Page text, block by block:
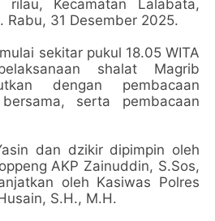
rilau, Kecamatan Lalabata,
. Rabu, 31 Desember 2025.
sekitar pukul 18.05 WITA
shalat Magrib
dengan pembacaan
serta pembacaan
dan dzikir dipimpin oleh
AKP Zainuddin, S.Sos,
oleh Kasiwas Polres
S.H., M.H.